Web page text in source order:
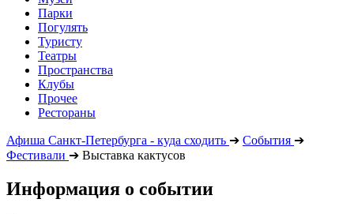
Парки
Погулять
Туристу
Театры
Пространства
Клубы
Прочее
Рестораны
Афиша Санкт-Петербурга - куда сходить ➔ События ➔
Фестивали ➔ Выставка кактусов
Информация о событии